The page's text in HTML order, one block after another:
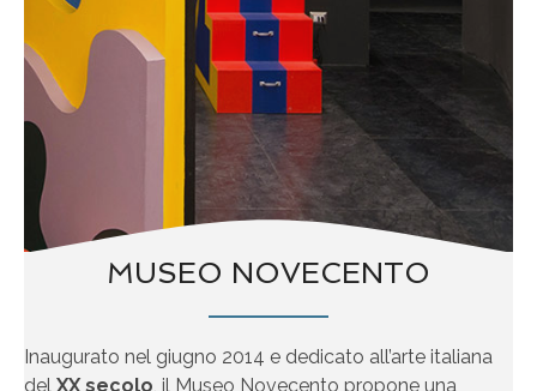
MUSEO NOVECENTO
Inaugurato nel giugno 2014 e dedicato all’arte italiana
del XX secolo, il Museo Novecento propone una